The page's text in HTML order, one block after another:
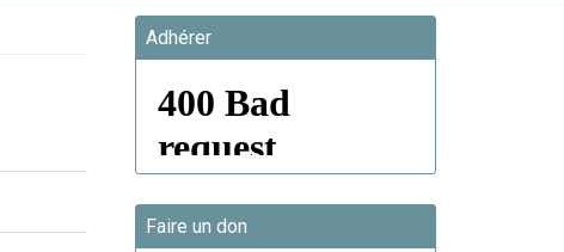
Adhérer
Faire un don